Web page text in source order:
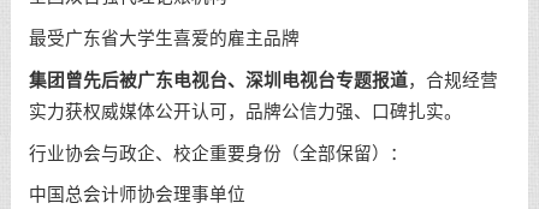
最受广东省大学生喜爱的雇主品牌
集团曾先后被广东电视台、深圳电视台专题报道，合规经营
实力获权威媒体公开认可，品牌公信力强、口碑扎实。
行业协会与政企、校企重要身份（全部保留）：
中国总会计师协会理事单位